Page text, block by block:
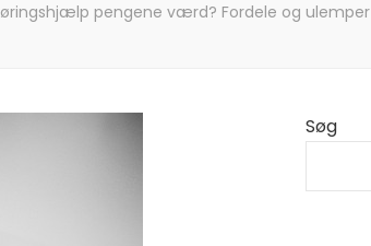
pengene værd? Fordele og ulemper
Søg